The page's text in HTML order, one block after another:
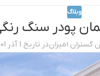
وبلاگ
پودر سنگ
گستران امیراندر تاریخ 1 آذر 1401